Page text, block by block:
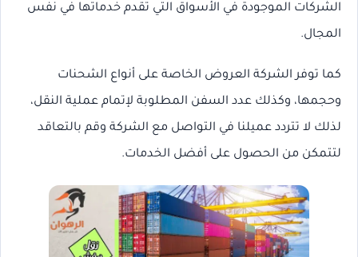
الشركات الموجودة في الأسواق التي تقدم خدماتها في نفس
المجال.
كما توفر الشركة العروض الخاصة على أنواع الشحنات
وحجمها، وكذلك عدد السفن المطلوبة لإتمام عملية النقل،
لذلك لا تتردد عميلنا في التواصل مع الشركة وقم بالتعاقد
لتتمكن من الحصول على أفضل الخدمات.